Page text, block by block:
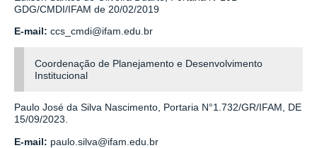
GDG/CMDI/IFAM de 20/02/2019
E-mail: ccs_cmdi@ifam.edu.br
Coordenação de Planejamento e Desenvolvimento
Institucional
Paulo José da Silva Nascimento, Portaria N°1.732/GR/IFAM, DE
15/09/2023.
E-mail: paulo.silva@ifam.edu.br